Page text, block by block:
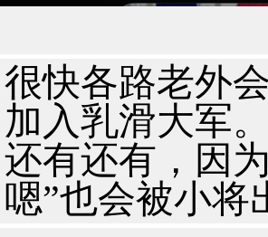
很快各路老外
加入乳滑大军。
还有还有，因
嗯”也会被小将